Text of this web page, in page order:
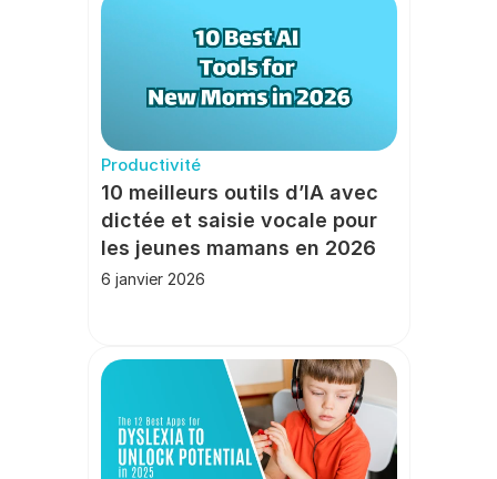
Productivité
10 meilleurs outils d’IA avec
dictée et saisie vocale pour
les jeunes mamans en 2026
6 janvier 2026